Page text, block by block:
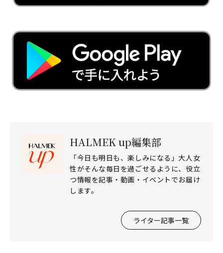
HALMEK up編集部
「今日も明日も、楽しみになる」大人女
性がそんな毎日を過ごせるように、役立
つ情報を記事・動画・イベントでお届け
します。
ライター記事一覧